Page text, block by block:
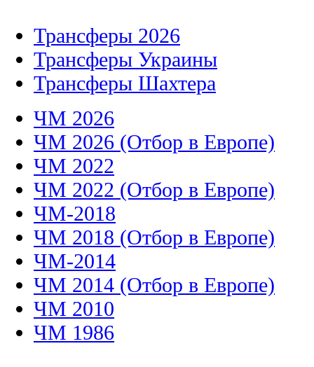
Трансферы 2026
Трансферы Украины
Трансферы Шахтера
ЧМ 2026
ЧМ 2026 (Отбор в Европе)
ЧМ 2022
ЧМ 2022 (Отбор в Европе)
ЧМ-2018
ЧМ 2018 (Отбор в Европе)
ЧМ-2014
ЧМ 2014 (Отбор в Европе)
ЧМ 2010
ЧМ 1986